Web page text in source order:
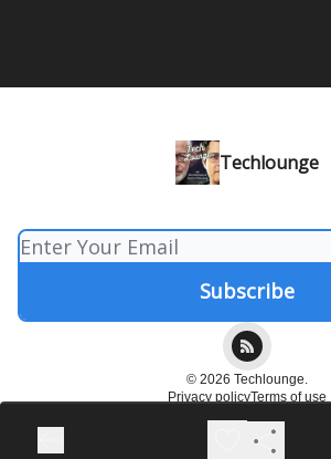
Techlounge
© 2026 Techlounge.
Privacy policyTerms of use
Powered by beehiiv